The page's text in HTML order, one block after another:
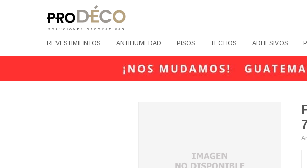
REVESTIMIENTOS ANTIHUMEDAD PISOS TECHOS ADHESIVOS